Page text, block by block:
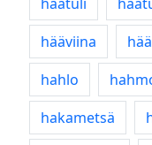
hääviina
hahlo
hakametsä